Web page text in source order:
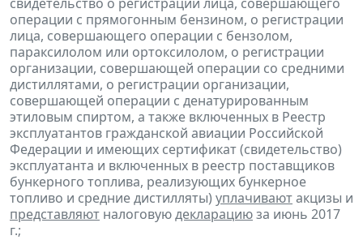
операции с прямогонным бензином, о регистрации
лица, совершающего операции с бензолом,
параксилолом или ортоксилолом, о регистрации
организации, совершающей операции со средними
дистиллятами, о регистрации организации,
совершающей операции с денатурированным
этиловым спиртом, а также включенных в Реестр
эксплуатантов гражданской авиации Российской
Федерации и имеющих сертификат (свидетельство)
эксплуатанта и включенных в реестр поставщиков
бункерного топлива, реализующих бункерное
топливо и средние дистилляты) уплачиваютакцизы и
представляют налоговуюдекларациюза июнь 2017
г.;